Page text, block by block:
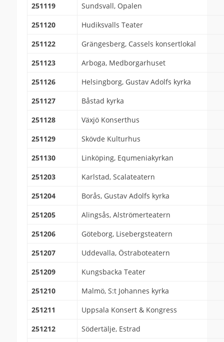
251119
Sundsvall, Opalen
251120
Hudiksvalls Teater
251122
Grängesberg, Cassels konsertlokal
251123
Arboga, Medborgarhuset
251126
Helsingborg, Gustav Adolfs kyrka
251127
Båstad kyrka
251128
Växjö Konserthus
251129
Skövde Kulturhus
251130
Linköping, Equmeniakyrkan
251203
Karlstad, Scalateatern
251204
Borås, Gustav Adolfs kyrka
251205
Alingsås, Alströmerteatern
251206
Göteborg, Lisebergsteatern
251207
Uddevalla, Östraboteatern
251209
Kungsbacka Teater
251210
Malmö, S:t Johannes kyrka
251211
Uppsala Konsert & Kongress
251212
Södertälje, Estrad